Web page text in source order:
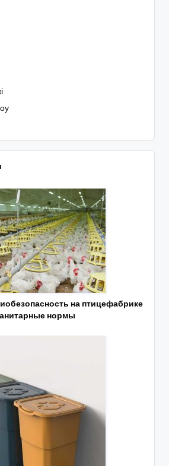
на птицефабрике
нормы